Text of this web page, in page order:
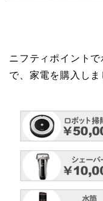
ニフティポイント
で、家電を購入しま